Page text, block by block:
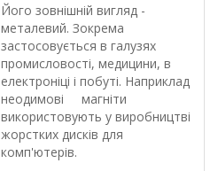
Його зовнішній вигляд -
металевий. Зокрема
застосовується в галузях
промисловості, медицини, в
електроніці і побуті. Наприклад
неодимові магніти
використовують у виробництві
жорстких дисків для
комп'ютерів.